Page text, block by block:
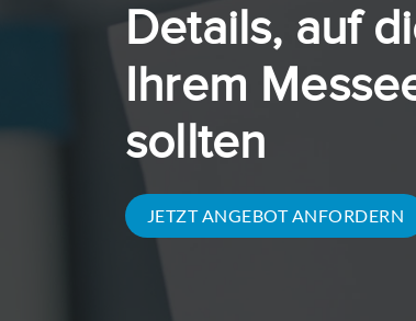
Details, auf
Ihrem
sollten
JETZT ANGEBOT ANFORDERN